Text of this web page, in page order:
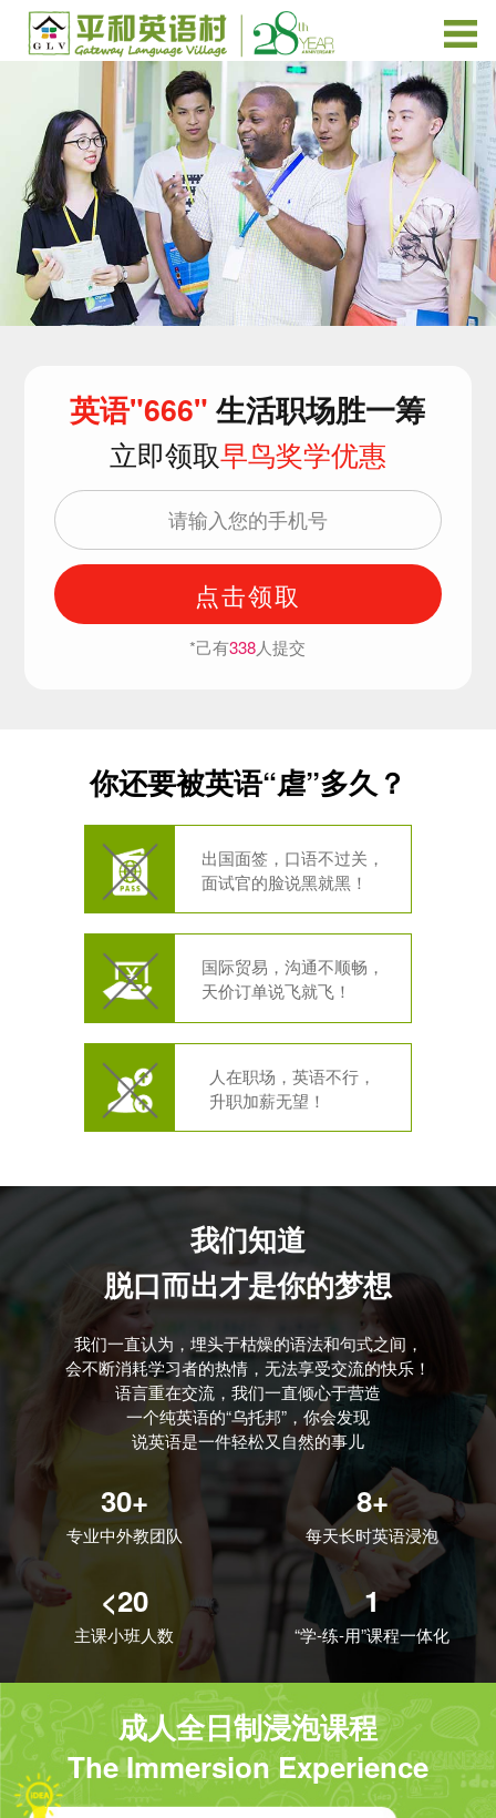
英语"666"生活职场胜一筹
立即领取早鸟奖学优惠
点击领取
*己有338人提交
你还要被英语“虐”多久？
出国面签，口语不过关，
面试官的脸说黑就黑！
国际贸易，沟通不顺畅，
天价订单说飞就飞！
人在职场，英语不行，
升职加薪无望！
我们知道
脱口而出才是你的梦想
我们一直认为，埋头于枯燥的语法和句式之间，
会不断消耗学习者的热情，无法享受交流的快乐！
语言重在交流，我们一直倾心于营造
一个纯英语的“乌托邦”，你会发现
说英语是一件轻松又自然的事儿
30+
专业中外教团队
8+
每天长时英语浸泡
<20
主课小班人数
1
“学-练-用”课程一体化
成人全日制浸泡课程
The Immersion Experience